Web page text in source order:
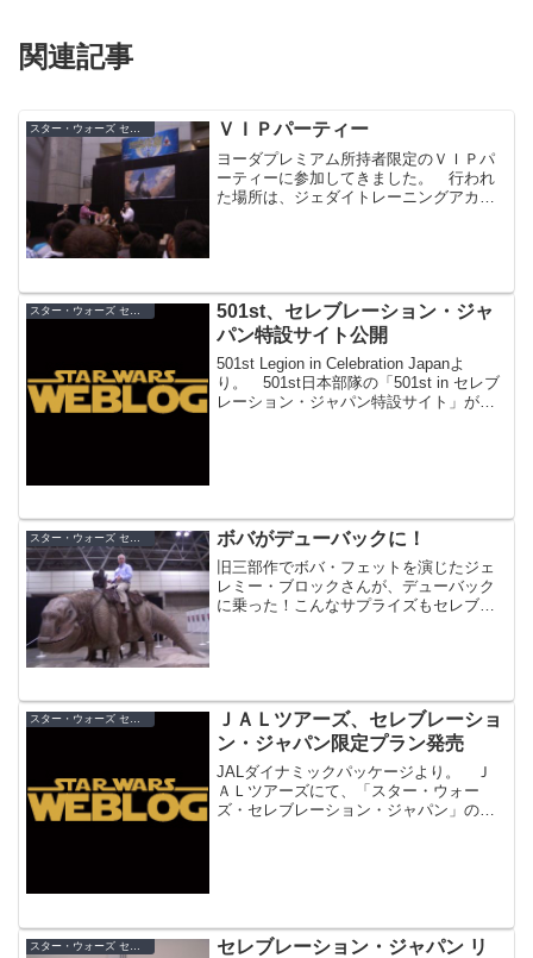
関連記事
スター・ウォーズ セレブレーション・ジャパン（2008） ＶＩＰパーティー
ヨーダプレミアム所持者限定のＶＩＰパ
ーティーに参加してきました。 行われ
た場所は、ジェダイトレーニングアカデ
501st、セレブレーション・ジャ
パン特設サイト公開
501st Legion in Celebration Japanよ
り。 501st日本部隊の「501st in セレブ
レーション・ジャパン特設サイト」が公
ボバがデューバックに！
旧三部作でボバ・フェットを演じたジェ
レミー・ブロックさんが、デューバック
に乗った！こんなサプライズもセレブレ
スター・ウォーズ セレブレーション・ジャパン（2008）
ＪＡＬツアーズ、セレブレーショ
ン・ジャパン限定プラン発売
JALダイナミックパッケージより。 Ｊ
ＡＬツアーズにて、「スター・ウォー
ズ・セレブレーション・ジャパン」の１
セレブレーション・ジャパン リ